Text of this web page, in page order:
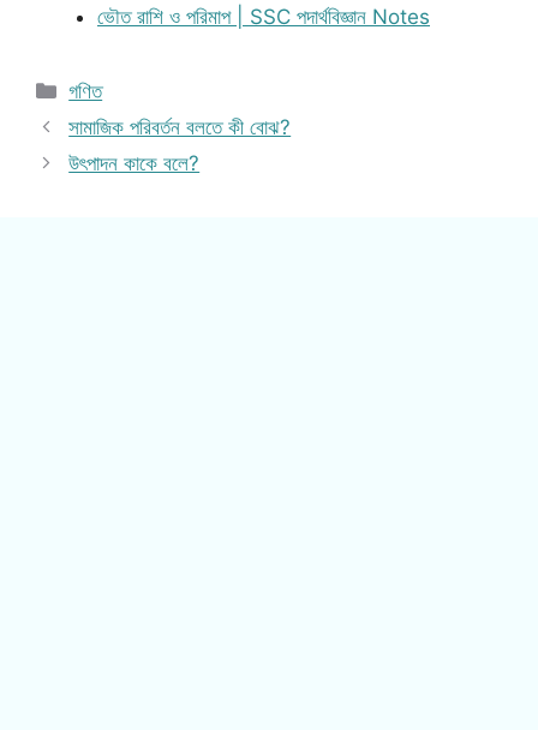
ভৌত রাশি ও পরিমাপ | SSC পদার্থবিজ্ঞান Notes
Categories
গণিত
সামাজিক পরিবর্তন বলতে কী বোঝ?
উৎপাদন কাকে বলে?